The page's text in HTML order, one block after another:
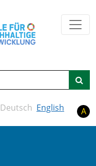
Deutsch English A